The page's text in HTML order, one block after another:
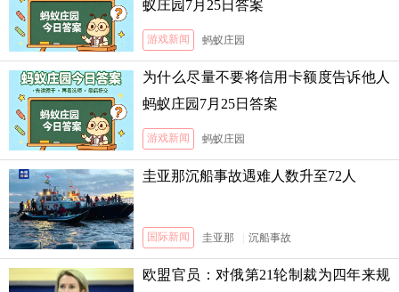
蚁庄园7月25日答案
游戏新闻 蚂蚁庄园
为什么尽量不要将信用卡额度告诉他人
蚂蚁庄园7月25日答案
游戏新闻 蚂蚁庄园
圭亚那沉船事故遇难人数升至72人
国际新闻 圭亚那 沉船事故
欧盟官员：对俄第21轮制裁为四年来规